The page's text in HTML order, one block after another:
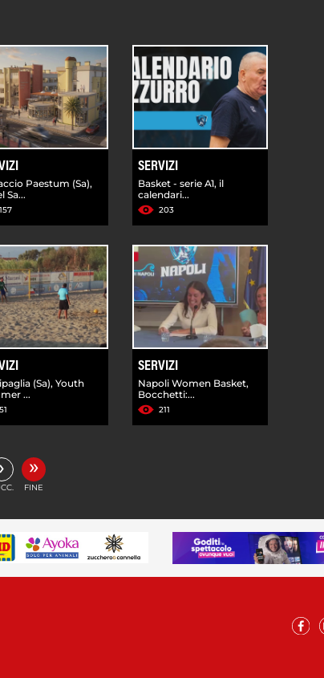
Paestum (Sa),
Sa...
157
SERVIZI
Basket - serie A1, il
calendari...
203
(Sa), Youth
...
51
SERVIZI
Napoli Women Basket,
Bocchetti:...
211
»
FINE